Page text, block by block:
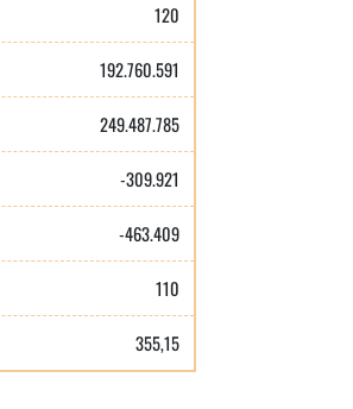
120
192.760.591
249.487.785
-309.921
-463.409
110
355,15